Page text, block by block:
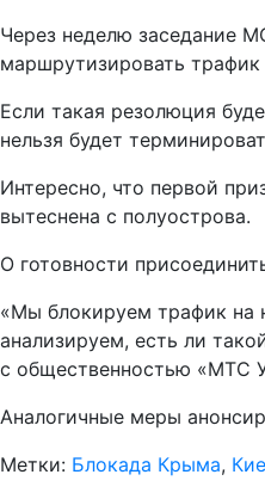
Через неделю заседание
маршрутизировать
Если такая резолюция
нельзя будет
Интересно, что первой
вытеснена с полуострова.
О готовности
«Мы блокируем трафик на
анализируем, есть ли
с общественностью «МТС
Аналогичные меры
Метки: Блокада Крыма,